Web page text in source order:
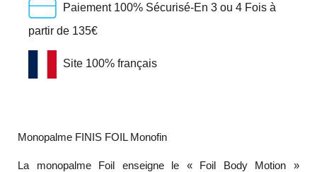
Paiement 100% Sécurisé-En 3 ou 4 Fois à
partir de 135€
Site 100% français
Monopalme FINIS FOIL Monofin
La monopalme Foil enseigne le « Foil Body Motion »